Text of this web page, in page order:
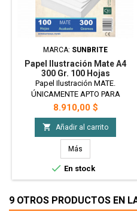
MARCA: SUNBRITE
Papel Ilustración Mate A4
300 Gr. 100 Hojas
Papel Ilustración MATE.
ÚNICAMENTE APTO PARA
IMPRESORAS LÁSER. Imprimible
de ambas caras. Blanco
perfecto. Ideal para impresión de
tarjetas, etiquetas colgantes,
postales, catálogos, cajas, para
candy bar o souvenirs, etc.
Tamaño A4 - 300gr - x100 Hojas
Precio
8.910,00 $
 Añadir al carrito
Más
 En stock
9 OTROS PRODUCTOS EN